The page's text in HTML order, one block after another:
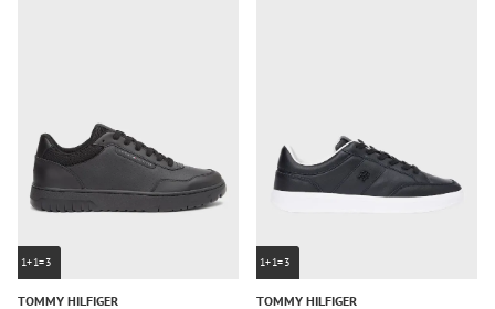
1+1=3
TOMMY HILFIGER
1+1=3
TOMMY HILFIGER